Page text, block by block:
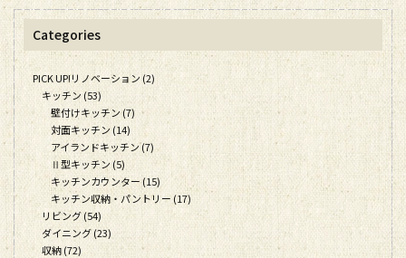
Categories
PICK UP!リノベーション (2)
キッチン (53)
壁付けキッチン (7)
対面キッチン (14)
アイランドキッチン (7)
Ⅱ型キッチン (5)
キッチンカウンター (15)
キッチン収納・パントリー (17)
リビング (54)
ダイニング (23)
収納 (72)